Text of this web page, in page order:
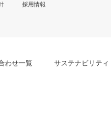
採用情報
わせ一覧 サステナビリティ